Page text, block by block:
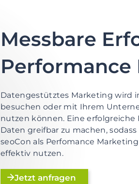
Messbare
Performance
Datengestütztes Marketing wird
besuchen oder mit Ihrem
nutzen können. Eine
Daten greifbar zu machen,
seoCon als Perfomance
effektiv nutzen.
Jetzt anfragen